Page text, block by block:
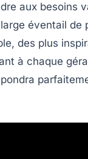
aux besoins
éventail de
des plus
à chaque